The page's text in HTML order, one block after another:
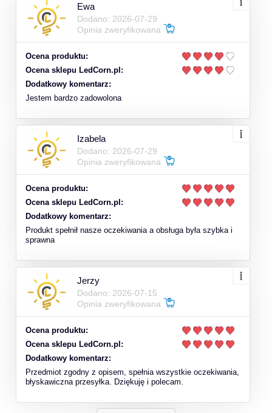
Ewa
Dodano: 2026-07-29
Opinia zweryfikowana
Ocena produktu:
Ocena sklepu LedCorn.pl:
Dodatkowy komentarz:
Jestem bardzo zadowolona
Izabela
Dodano: 2026-07-29
Opinia zweryfikowana
Ocena produktu:
Ocena sklepu LedCorn.pl:
Dodatkowy komentarz:
Produkt spełnił nasze oczekiwania a obsługa była szybka i
sprawna
Jerzy
Dodano: 2026-07-15
Opinia zweryfikowana
Ocena produktu:
Ocena sklepu LedCorn.pl:
Dodatkowy komentarz:
Przedmiot zgodny z opisem, spełnia wszystkie oczekiwania,
błyskawiczna przesyłka. Dziękuję i polecam.